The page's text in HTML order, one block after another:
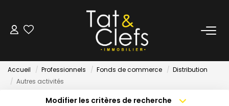
LOCATION
Nos Biens Loués
Accueil Professionnels Fonds de commerce
Distribution
Autres activités
Modifier les critères de recherche